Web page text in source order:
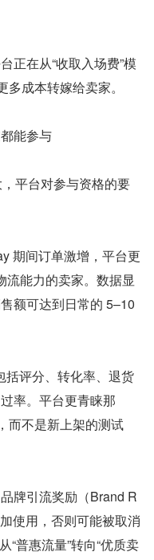
正在从“收取入场费”模
成本转嫁给卖家。
能参与
平台对参与资格的要
期间订单激增，平台更
流能力的卖家。数据显
额可达到日常的 5–10
括评分、转化率、退货
率。平台更青睐那
而不是新上架的测试
牌引流奖励（Brand R
使用，否则可能被取消
“普惠流量”转向“优质卖